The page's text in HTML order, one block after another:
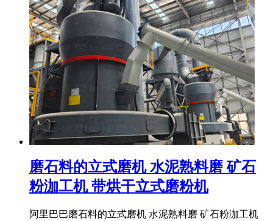
磨石料的立式磨机 水泥熟料磨 矿石
粉泇工机 带烘干立式磨粉机
阿里巴巴磨石料的立式磨机 水泥熟料磨 矿石粉泇工机